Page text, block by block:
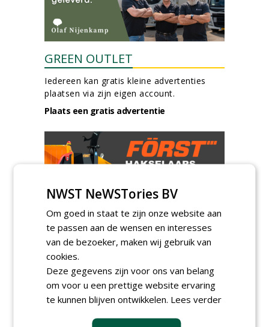
GREEN OUTLET
Iedereen kan gratis kleine advertenties
plaatsen via zijn eigen account.
Plaats een gratis advertentie
AGENDA
Roadshow over
woensdag 12 augustus 2026
Menkehorst houdt
najaarsbeurs met aanbod
maandag 24 augustus 2026
NWST NeWSTories BV
Om goed in staat te zijn onze website aan
te passen aan de wensen en interesses
van de bezoeker, maken wij gebruik van
cookies.
Deze gegevens zijn voor ons van belang
om voor u een prettige website ervaring
te kunnen blijven ontwikkelen. Lees verder